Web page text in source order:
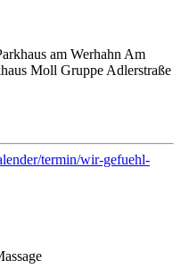
am Werhahn Am
Moll Gruppe Adlerstraße
termin/wir-gefuehl-